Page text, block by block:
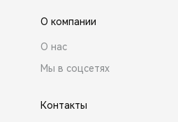
О компании
О нас
Мы в соцсетях
Контакты